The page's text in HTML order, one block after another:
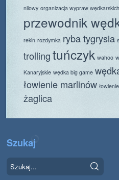
nilowy organizacja wypraw wędkarskich
przewodnik
rekin rozdymka ryba tygrysia
trollingtuńczyk wahoo
Kanaryjskie wędka big game
łowienie marlinów
żaglica
Szukaj